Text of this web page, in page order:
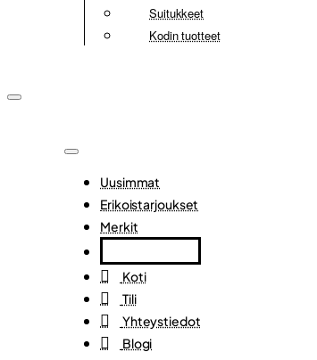
Suitukkeet
Kodin tuotteet
Uusimmat
Erikoistarjoukset
Merkit
Koti
Tili
Yhteystiedot
Blogi